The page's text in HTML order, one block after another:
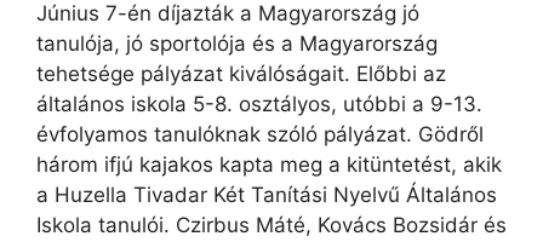
Június 7-én díjazták a Magyarország jó
tanulója, jó sportolója és a Magyarország
tehetsége pályázat kiválóságait. Előbbi az
általános iskola 5-8. osztályos, utóbbi a 9-13.
évfolyamos tanulóknak szóló pályázat. Gödről
három ifjú kajakos kapta meg a kitüntetést, akik
a Huzella Tivadar Két Tanítási Nyelvű Általános
Iskola tanulói. Czirbus Máté, Kovács Bozsidár és